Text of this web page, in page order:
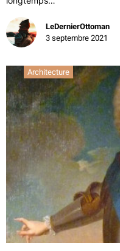
LeDernierOttoman
3 septembre 2021
Architecture